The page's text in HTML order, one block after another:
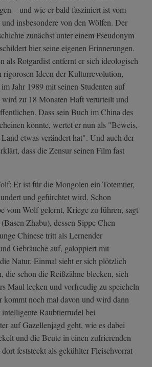
– und wie er bald fasziniert ist vom
insbesondere von den Wölfen. Der
zunächst unter einem Pseudonym
hier seine eigenen Erinnerungen.
als Rotgardist entfernt er sich ideologisch
rigorosen Ideen der Kulturrevolution,
Jahr 1989 mit seinen Studenten auf
zu 18 Monaten Haft verurteilt und
Dass sein Buch im China des
konnte, wertet er nun als "Beweis,
etwas verändert hat". Und auch der
dass die Zensur seinen Film fast
Er ist für die Mongolen ein Totemtier,
und gefürchtet wird. Schon
vom Wolf gelernt, Kriege zu führen, sagt
Zhabu), dessen Sippe Chen
Chinese tritt als Lernender
Gebräuche auf, galoppiert mit
Natur. Einmal sieht er sich plötzlich
die schon die Reißzähne blecken, sich
Maul lecken und vorfreudig zu speicheln
kommt noch mal davon und wird dann
Raubtierrudel bei
auf Gazellenjagd geht, wie es dabei
und die Beute in einen zufrierenden
dort feststeckt als gekühlter Fleischvorrat